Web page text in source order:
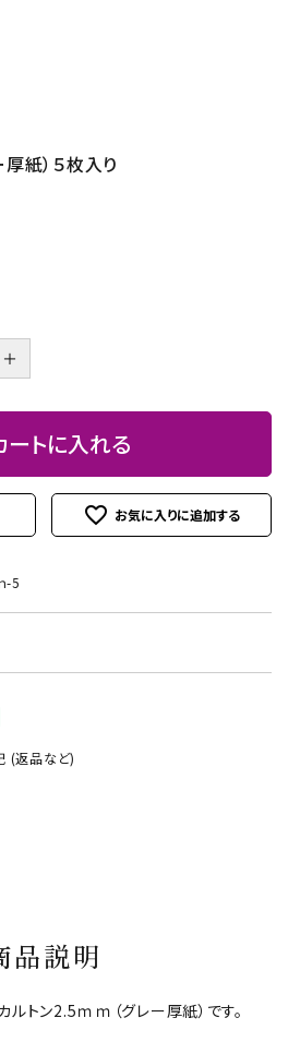
紙）５枚入り
＋
ートに入れる
favorite_outline
-5
(返品など)
品説明
トン2.5ｍｍ（グレー厚紙）です。